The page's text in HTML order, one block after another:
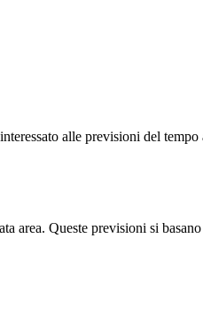
alle previsioni del
area. Queste previsioni si